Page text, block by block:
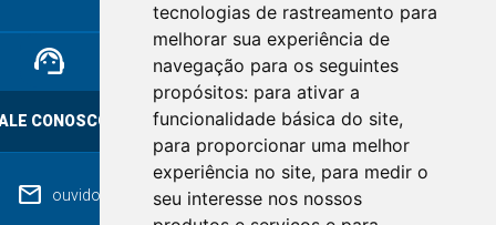
tecnologias de rastreamento para
melhorar sua experiência de
navegação para os seguintes
propósitos: para ativar a
funcionalidade básica do site,
para proporcionar uma melhor
experiência no site, para medir o
seu interesse nos nossos
mail ouvidoriageral@pmnf.rj.gov.br
support_agent
CONOSCO
mail
OUVIDORIA